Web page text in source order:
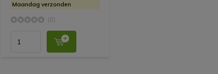
Maandag verzonden
(0)